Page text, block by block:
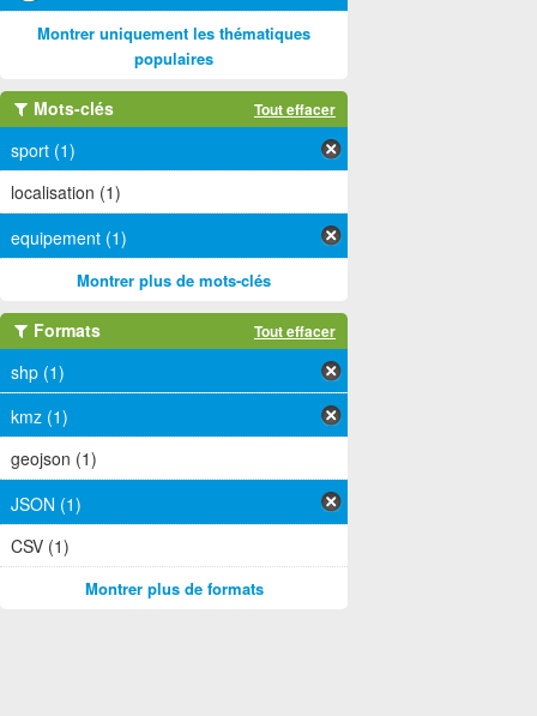
Montrer uniquement les thématiques
populaires
Mots-clés Tout effacer
sport (1)
localisation (1)
equipement (1)
Montrer plus de mots-clés
Formats Tout effacer
shp (1)
kmz (1)
geojson (1)
JSON (1)
CSV (1)
Montrer plus de formats